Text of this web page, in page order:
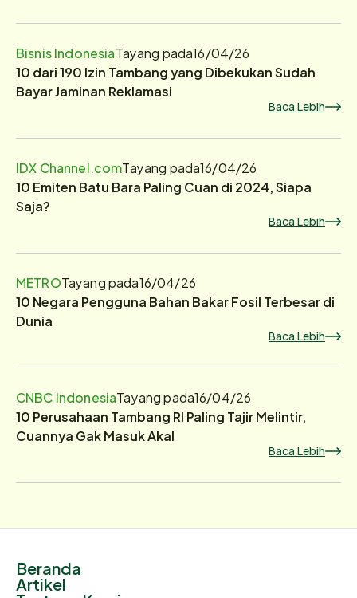
Bisnis IndonesiaTayang pada16/04/26
10 dari 190 Izin Tambang yang Dibekukan Sudah
Bayar Jaminan Reklamasi
Baca Lebih
IDX Channel.comTayang pada16/04/26
10 Emiten Batu Bara Paling Cuan di 2024, Siapa
Saja?
Baca Lebih
METROTayang pada16/04/26
10 Negara Pengguna Bahan Bakar Fosil Terbesar di
Dunia
Baca Lebih
CNBC IndonesiaTayang pada16/04/26
10 Perusahaan Tambang RI Paling Tajir Melintir,
Cuannya Gak Masuk Akal
Baca Lebih
Beranda
Artikel